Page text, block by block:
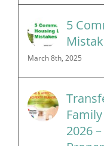
5
March 8th, 2025
2026